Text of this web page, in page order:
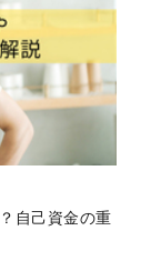
自己資金の重